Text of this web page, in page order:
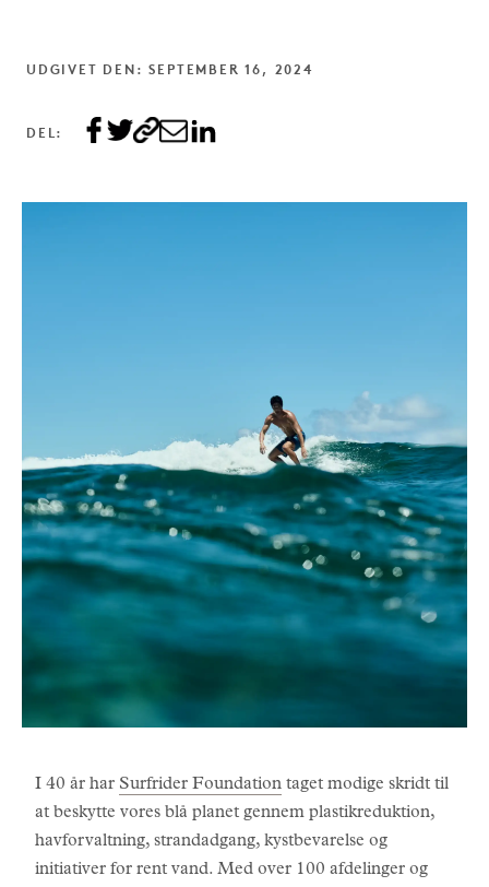
UDGIVET DEN: SEPTEMBER 16, 2024
DEL:
I 40 år har Surfrider Foundation taget modige skridt til
at beskytte vores blå planet gennem plastikreduktion,
havforvaltning, strandadgang, kystbevarelse og
initiativer for rent vand. Med over 100 afdelinger og